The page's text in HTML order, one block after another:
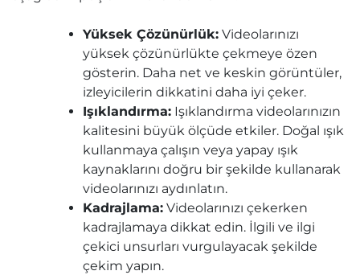
Yüksek Çözünürlük: Videolarınızı
yüksek çözünürlükte çekmeye özen
gösterin. Daha net ve keskin görüntüler,
izleyicilerin dikkatini daha iyi çeker.
Işıklandırma: Işıklandırma videolarınızın
kalitesini büyük ölçüde etkiler. Doğal ışık
kullanmaya çalışın veya yapay ışık
kaynaklarını doğru bir şekilde kullanarak
videolarınızı aydınlatın.
Kadrajlama: Videolarınızı çekerken
kadrajlamaya dikkat edin. İlgili ve ilgi
çekici unsurları vurgulayacak şekilde
çekim yapın.